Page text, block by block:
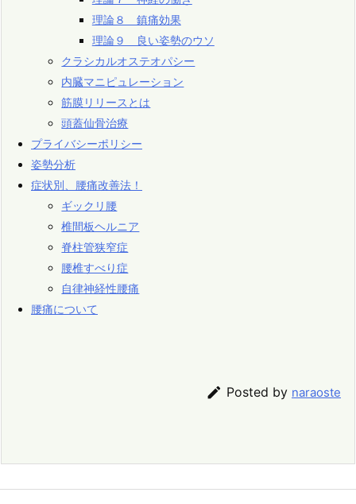
理論８ 鎮痛効果
理論９ 良い姿勢のウソ
クラシカルオステオパシー
内臓マニピュレーション
筋膜リリースとは
頭蓋仙骨治療
プライバシーポリシー
姿勢分析
症状別、腰痛改善法！
ギックリ腰
椎間板ヘルニア
脊柱管狭窄症
腰椎すべり症
自律神経性腰痛
腰痛について
 Posted by naraoste